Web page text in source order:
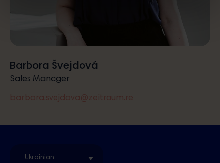
Barbora Švejdová
Sales Manager
Ukrainian